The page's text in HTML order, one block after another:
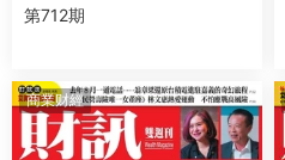
第712期
商業财經